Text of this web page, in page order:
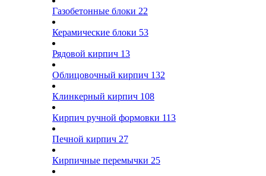
Газобетонные блоки 22
Керамические блоки 53
Рядовой кирпич 13
Облицовочный кирпич 132
Клинкерный кирпич 108
Кирпич ручной формовки 113
Печной кирпич 27
Кирпичные перемычки 25